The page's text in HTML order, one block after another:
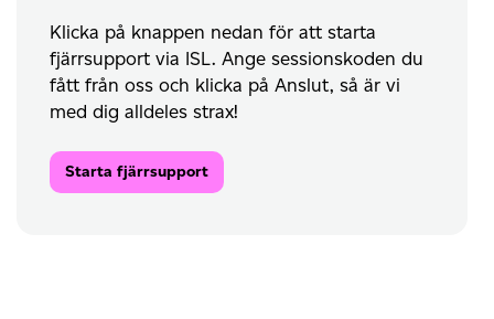
Klicka på knappen nedan för att starta
fjärrsupport via ISL. Ange sessionskoden du
fått från oss och klicka på Anslut, så är vi
med dig alldeles strax!
Starta fjärrsupport